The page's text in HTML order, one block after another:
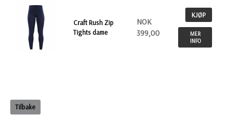
Craft Rush Zip
Tights dame
NOK
399,00
KJØP
MER
INFO
Tilbake